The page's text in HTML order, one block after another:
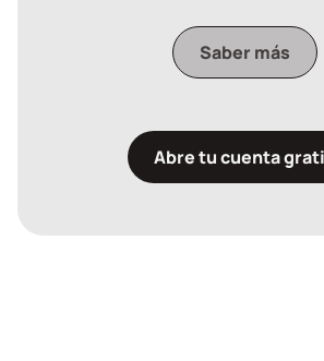
Saber más
Abre tu cuenta